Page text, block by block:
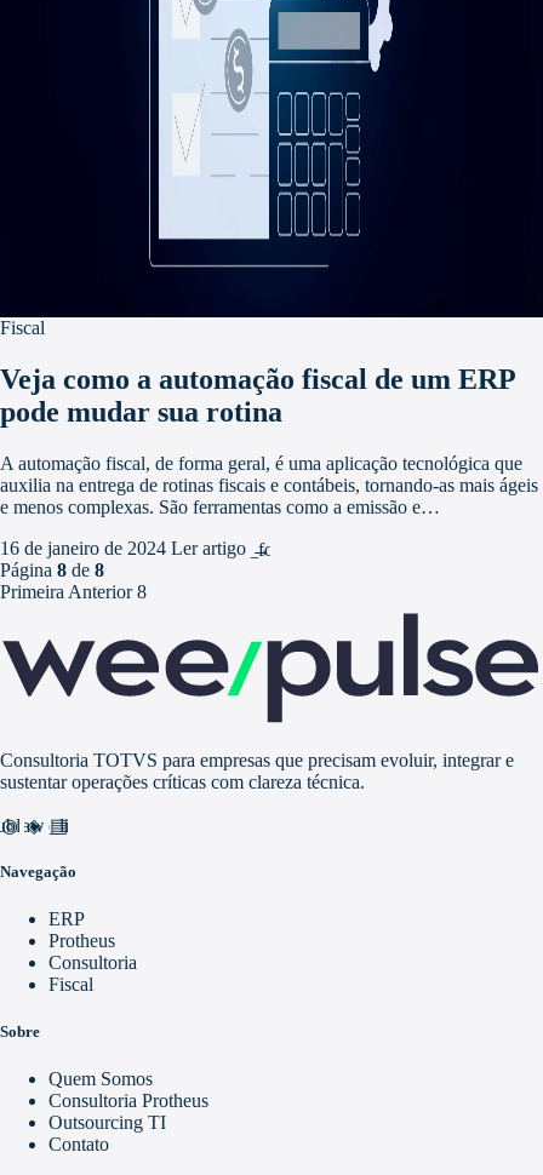
Fiscal
Veja como a automação fiscal de um ERP
pode mudar sua rotina
A automação fiscal, de forma geral, é uma aplicação tecnológica que
auxilia na entrega de rotinas fiscais e contábeis, tornando-as mais ágeis
e menos complexas. São ferramentas como a emissão e…
16 de janeiro de 2024 Ler artigo
arrow_forward
Página 8 de 8
Primeira Anterior8
Consultoria TOTVS para empresas que precisam evoluir, integrar e
sustentar operações críticas com clareza técnica.
video_library
Navegação
ERP
Protheus
Consultoria
Fiscal
Sobre
Quem Somos
Consultoria Protheus
Outsourcing TI
Contato